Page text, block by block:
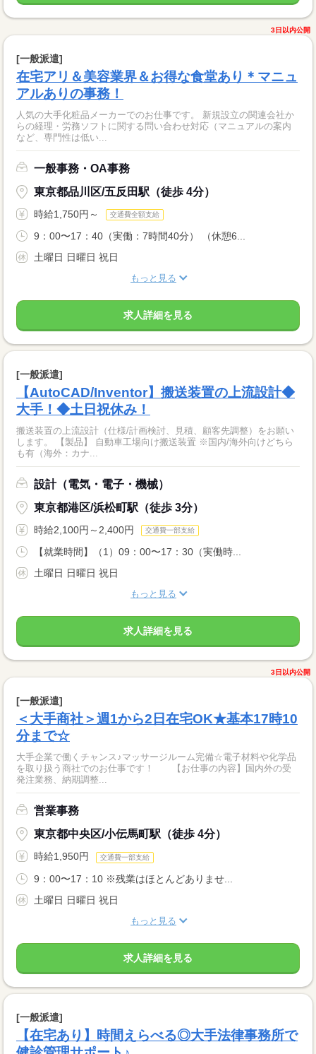
3日以内公開
[一般派遣]
在宅アリ＆美容業界＆お得な食堂あり＊マニュ
アルありの事務！
人気の大手化粧品メーカーでのお仕事です。 新規設立の関連会社か
らの経理・労務ソフトに関する問い合わせ対応（マニュアルの案内
など、専門性は低い...
一般事務・OA事務
東京都品川区/五反田駅（徒歩 4分）
時給1,750円～ 交通費全額支給
9：00〜17：40（実働：7時間40分） （休憩6...
土曜日 日曜日 祝日
もっと見る
求人詳細を見る
[一般派遣]
【AutoCAD/Inventor】搬送装置の上流設計◆
大手！◆土日祝休み！
搬送装置の上流設計（仕様/計画検討、見積、顧客先調整）をお願い
します。 【製品】 自動車工場向け搬送装置 ※国内/海外向けどちら
も有（海外：カナ...
設計（電気・電子・機械）
東京都港区/浜松町駅（徒歩 3分）
時給2,100円～2,400円 交通費一部支給
【就業時間】（1）09：00〜17：30（実働時...
土曜日 日曜日 祝日
もっと見る
求人詳細を見る
3日以内公開
[一般派遣]
＜大手商社＞週1から2日在宅OK★基本17時10
分まで☆
大手企業で働くチャンス♪マッサージルーム完備☆電子材料や化学品
を取り扱う商社でのお仕事です！ 【お仕事の内容】国内外の受
発注業務、納期調整...
営業事務
東京都中央区/小伝馬町駅（徒歩 4分）
時給1,950円 交通費一部支給
9：00〜17：10 ※残業はほとんどありませ...
土曜日 日曜日 祝日
もっと見る
求人詳細を見る
[一般派遣]
【在宅あり】時間えらべる◎大手法律事務所で